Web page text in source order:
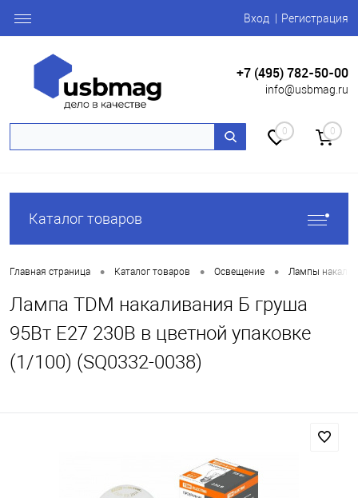
Вход Регистрация
+7 (495) 782-50-00
info@usbmag.ru
0 0
Каталог товаров
Главная страница • Каталог товаров • Освещение • Лампы
Лампа TDM накаливания Б груша
95Вт Е27 230В в цветной упаковке
(1/100) (SQ0332-0038)